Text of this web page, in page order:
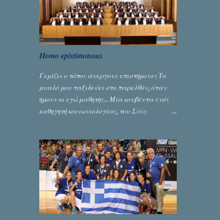
Homo epistimonous
Γεμίζει ο τόπος άνεργους επιστήμονες Το
μυαλό μου ταξιδεύει στο παρελθόν, όταν
ήμουν κι εγώ μαθητής... Μία κουβέντα ενός
καθηγητή κοινωνιολογίας, του Σάκη
Γράφει ο Σταύρος Αλευρογιάννης